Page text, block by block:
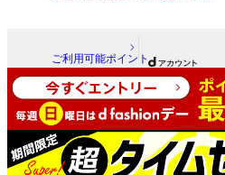
ご利用可能ポイント